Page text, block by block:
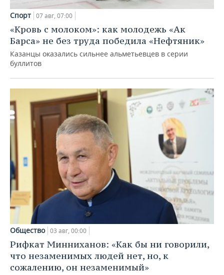
Спорт 07 авг, 07:00
«Кровь с молоком»: как молодежь «Ак
Барса» не без труда победила «Нефтяник»
Казанцы оказались сильнее альметьевцев в серии
буллитов
Общество 03 авг, 00:00
Рифкат Минниханов: «Как бы ни говорили,
что незаменимых людей нет, но, к
сожалению, он незаменимый»